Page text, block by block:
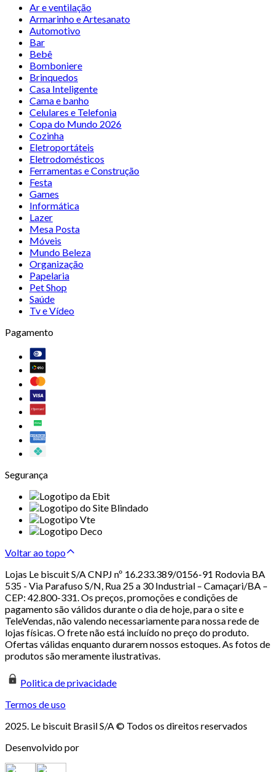
Ar e ventilação
Armarinho e Artesanato
Automotivo
Bar
Bebê
Bomboniere
Brinquedos
Casa Inteligente
Cama e banho
Celulares e Telefonia
Copa do Mundo 2026
Cozinha
Eletroportáteis
Eletrodomésticos
Ferramentas e Construção
Festa
Games
Informática
Lazer
Mesa Posta
Móveis
Mundo Beleza
Organização
Papelaria
Pet Shop
Saúde
Tv e Vídeo
Pagamento
Segurança
Voltar ao topo
Lojas Le biscuit S/A CNPJ nº 16.233.389/0156-91 Rodovia BA
535 - Via Parafuso S/N, Rua 25 a 30 Industrial – Camaçari/BA –
CEP: 42.800-331. Os preços, promoções e condições de
pagamento são válidos durante o dia de hoje, para o site e
TeleVendas, não valendo necessariamente para nossa rede de
lojas físicas. O frete não está incluído no preço do produto.
Ofertas válidas enquanto durarem nossos estoques. As fotos de
produtos são meramente ilustrativas.
Politica de privacidade
Termos de uso
2025. Le biscuit Brasil S/A © Todos os direitos reservados
Desenvolvido por